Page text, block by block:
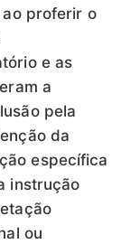
ao proferir o
e as
a
pela
da
específica
instrução
ou